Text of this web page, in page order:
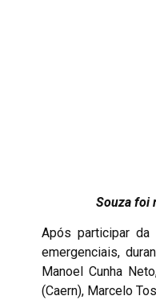
Souza foi
Após participar
emergenciais,
Manoel Cunha
(Caern), Marcelo